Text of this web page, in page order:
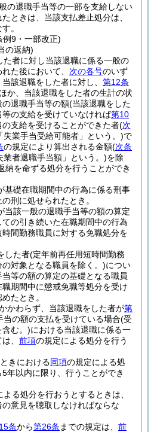
の退職手当等の一部を支給しない
ときは、当該支払差止処分は、
。
9・一部改正)
の返納)
た者に対し当該退職に係る一般の
た後において、 次の各号のいず
該退職をした者に対し、 第12条
か、当該退職をした者の生計の状
退職手当等の額(当該退職をした
の支給を受けていなければ第10
支給を受けることができた者(次
失業手当受給可能者」という。)で
の規定により算出される金額(次条
業者退職手当額」という。)を除
納を命ずる処分を行うことができ
基礎在職期間中の行為に係る刑事
刑に処せられたとき。
当該一般の退職手当等の額の算定
の引き続いた在職期間中の行為
間勤務職員に対する免職処分を
した者(定年前再任用短時間勤務
対象となる職員を除く。)につい
等の額の算定の基礎となる職員
期間中に懲戒免職等処分を受け
たとき。
かわらず、当該退職をした者が第
当の額の支払を受けている場合(受
含む。)における当該退職に係る一
、 前項の規定による処分を行う
きにおける同項の規定による処
年以内に限り、行うことができ
よる処分を行おうとするときは、
意見を聴取しなければならな
条から第26条 までの規定は、 前